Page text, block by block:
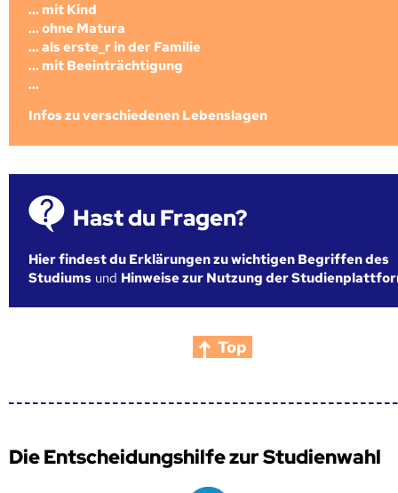
... mit Kind
... ohne Matura
... als erste_r in der Familie
... mit Beeinträchtigung
...
Infos zu verschiedenen Lebenslagen
Hast du Fragen?
Hier findest du Erklärungen zu wichtigen Begriffen des
Studiums und Hinweise zur Nutzung der
Top
Die Entscheidungshilfe zur Studienwahl